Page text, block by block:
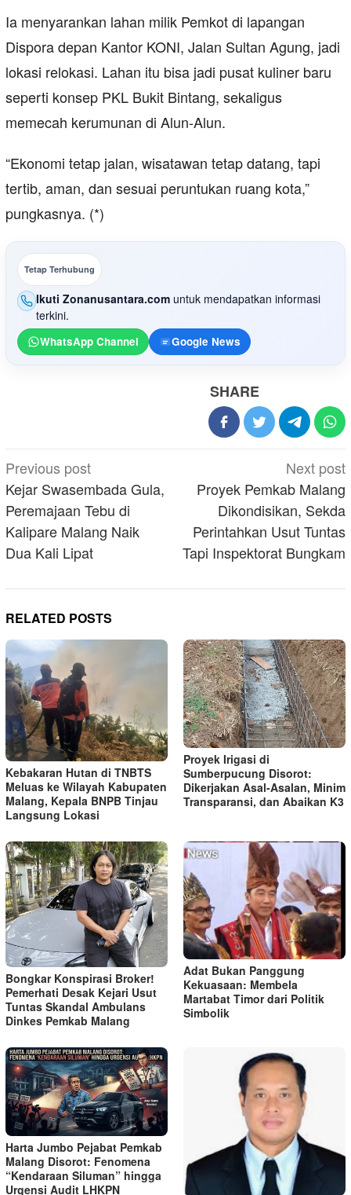
Ia menyarankan lahan milik Pemkot di lapangan
Dispora depan Kantor KONI, Jalan Sultan Agung, jadi
lokasi relokasi. Lahan itu bisa jadi pusat kuliner baru
seperti konsep PKL Bukit Bintang, sekaligus
memecah kerumunan di Alun-Alun.
“Ekonomi tetap jalan, wisatawan tetap datang, tapi
tertib, aman, dan sesuai peruntukan ruang kota,”
pungkasnya. (*)
Tetap Terhubung
Ikuti Zonanusantara.com untuk mendapatkan informasi
terkini.
WhatsApp Channel Google News
SHARE
Post
navigation
Previous post
Kejar Swasembada Gula,
Peremajaan Tebu di
Kalipare Malang Naik
Dua Kali Lipat
Next post
Proyek Pemkab Malang
Dikondisikan, Sekda
Perintahkan Usut Tuntas
Tapi Inspektorat Bungkam
RELATED POSTS
Kebakaran Hutan di TNBTS
Meluas ke Wilayah Kabupaten
Malang, Kepala BNPB Tinjau
Langsung Lokasi
Proyek Irigasi di
Sumberpucung Disorot:
Dikerjakan Asal-Asalan, Minim
Transparansi, dan Abaikan K3
Bongkar Konspirasi Broker!
Pemerhati Desak Kejari Usut
Tuntas Skandal Ambulans
Dinkes Pemkab Malang
Adat Bukan Panggung
Kekuasaan: Membela
Martabat Timor dari Politik
Simbolik
Harta Jumbo Pejabat Pemkab
Malang Disorot: Fenomena
“Kendaraan Siluman” hingga
Urgensi Audit LHKPN